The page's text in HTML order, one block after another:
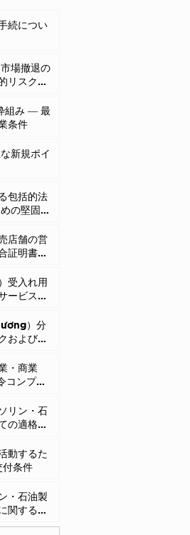
続につい
場撤退の
リスク、
組み ― 最
条件
新規ポイ
包括的法
の堅固な
店舗の営
証明書）
受入れ用
ービスに
）分
および処
・商業
コンプラ
リン・石
の適格証
動するた
付条件
・石油製
関する規